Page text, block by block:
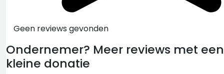
Geen reviews gevonden
Ondernemer? Meer reviews met een
kleine donatie